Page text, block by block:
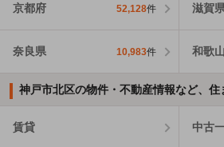
京都府 52,128件 滋賀
奈良県 10,983件 和歌
神戸市北区の物件・不動産情報など、住
賃貸 中古